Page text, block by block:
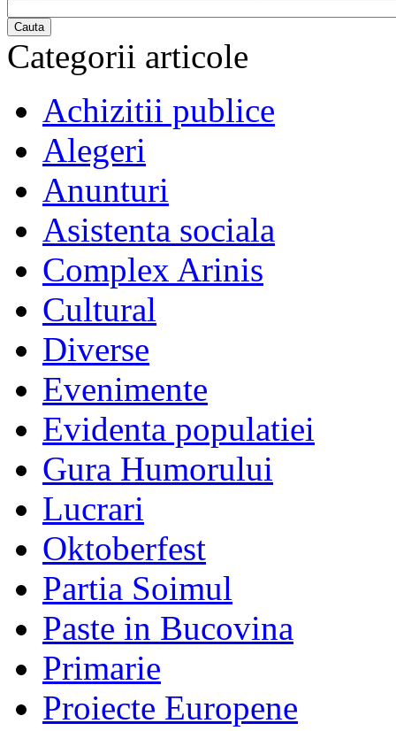
Cauta
Categorii articole
Achizitii publice
Alegeri
Anunturi
Asistenta sociala
Complex Arinis
Cultural
Diverse
Evenimente
Evidenta populatiei
Gura Humorului
Lucrari
Oktoberfest
Partia Soimul
Paste in Bucovina
Primarie
Proiecte Europene